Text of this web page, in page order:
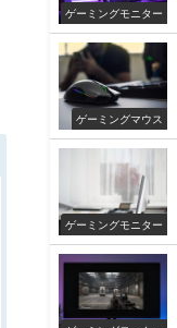
ゲーミングモニター
ゲーミングマウス
ゲーミングモニター